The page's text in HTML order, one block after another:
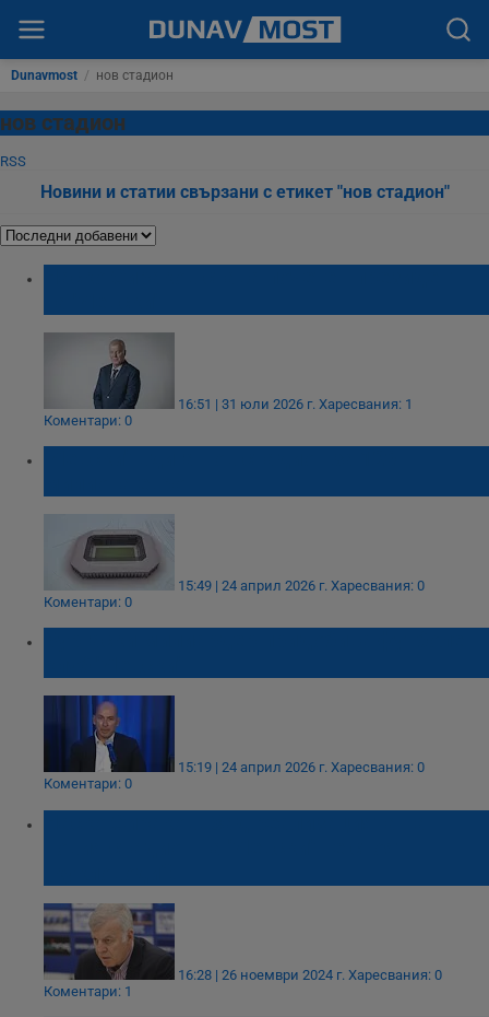
Dunavmost / нов стадион
нов стадион
RSS
Новини и статии свързани с етикет "нов стадион"
16:51 | 31 юли 2026 г. Харесвания: 1
Коментари: 0
15:49 | 24 април 2026 г. Харесвания: 0
Коментари: 0
15:19 | 24 април 2026 г. Харесвания: 0
Коментари: 0
16:28 | 26 ноември 2024 г. Харесвания: 0
Коментари: 1